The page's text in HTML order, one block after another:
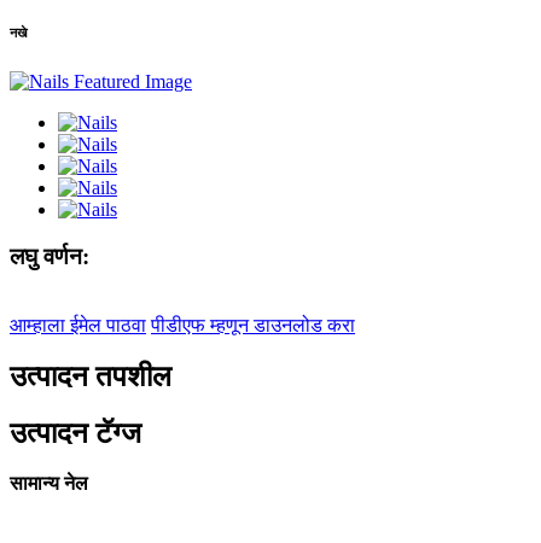
नखे
लघु वर्णन:
आम्हाला ईमेल पाठवा पीडीएफ म्हणून डाउनलोड करा
उत्पादन तपशील
उत्पादन टॅग्ज
सामान्य नेल